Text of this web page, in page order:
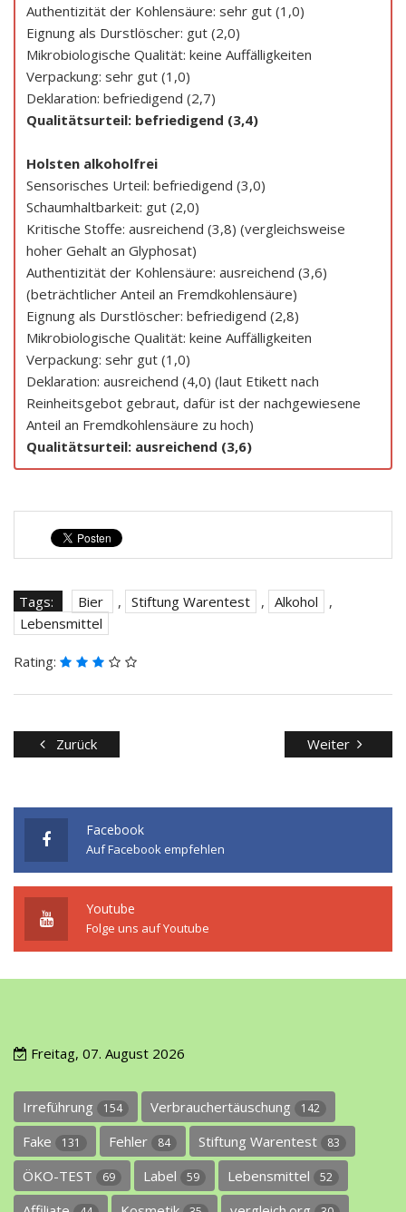
Authentizität der Kohlensäure: sehr gut (1,0)
Eignung als Durstlöscher: gut (2,0)
Mikrobiologische Qualität: keine Auffälligkeiten
Verpackung: sehr gut (1,0)
Deklaration: befriedigend (2,7)
Qualitätsurteil: befriedigend (3,4)
Holsten alkoholfrei
Sensorisches Urteil: befriedigend (3,0)
Schaumhaltbarkeit: gut (2,0)
Kritische Stoffe: ausreichend (3,8) (vergleichsweise
hoher Gehalt an Glyphosat)
Authentizität der Kohlensäure: ausreichend (3,6)
(beträchtlicher Anteil an Fremdkohlensäure)
Eignung als Durstlöscher: befriedigend (2,8)
Mikrobiologische Qualität: keine Auffälligkeiten
Verpackung: sehr gut (1,0)
Deklaration: ausreichend (4,0) (laut Etikett nach
Reinheitsgebot gebraut, dafür ist der nachgewiesene
Anteil an Fremdkohlensäure zu hoch)
Qualitätsurteil: ausreichend (3,6)
Tags: Bier , Stiftung Warentest , Alkohol
,
Lebensmittel
Rating:
Zurück Weiter
Facebook
Auf Facebook empfehlen
Youtube
Folge uns auf Youtube
Freitag, 07. August 2026
Irreführung 154 Verbrauchertäuschung 142
Fake 131 Fehler 84 Stiftung Warentest 83
ÖKO-TEST 69 Label 59 Lebensmittel 52